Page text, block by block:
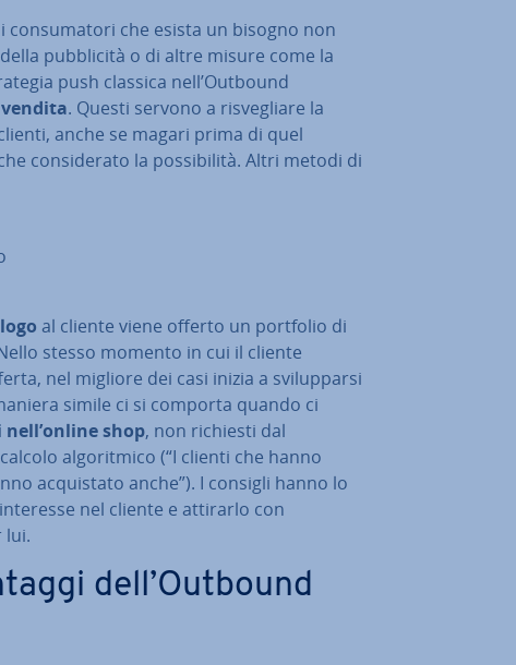
con­su­ma­to­ri che esista un bisogno non
pub­bli­ci­tà o di altre misure come la
push classica nell’Outbound
. Questi servono a ri­sve­glia­re la
anche se magari prima di quel
con­si­de­ra­to la pos­si­bi­li­tà. Altri metodi di
al cliente viene offerto un portfolio di
stesso momento in cui il cliente
nel migliore dei casi inizia a svi­lup­par­si
simile ci si comporta quando ci
shop, non richiesti dal
al­go­rit­mi­co (“I clienti che hanno
ac­qui­sta­to anche”). I consigli hanno lo
nel cliente e attirarlo con
lui.
dell’Outbound